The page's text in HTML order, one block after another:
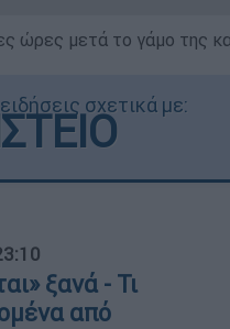
ώρες μετά το γάμο της
σχετικά με:
ξανά - Τι
από